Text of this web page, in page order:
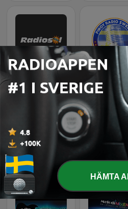
Radiosol
Radio Nord
HÄMTA